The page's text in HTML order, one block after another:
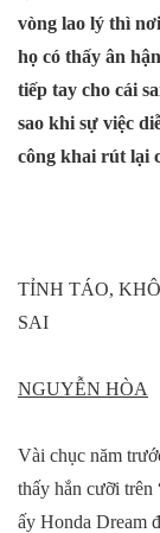
vòng lao lý thì
họ có thấy ân
tiếp tay cho cái
sao khi sự việc
công khai rút lại
TỈNH TÁO,
SAI
NGUYỄN HÒA
Vài chục năm
thấy hắn cưỡi
ấy Honda Dream